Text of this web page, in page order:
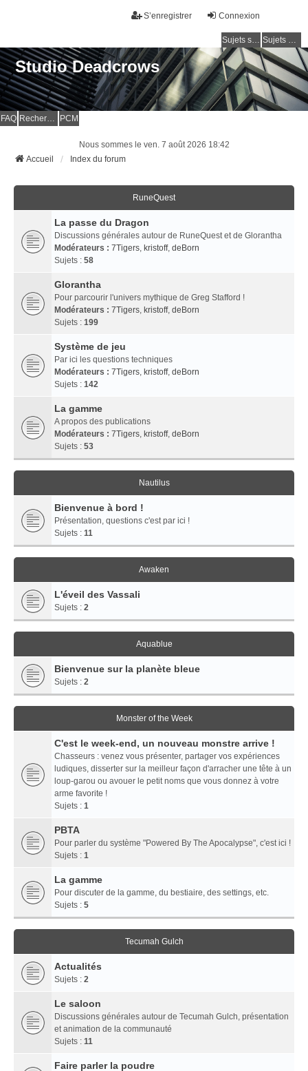
Connexion
S’enregistrer
Sujets sans réponse Sujets actifs
Studio Deadcrows
FAQ Rechercher PCM
Nous sommes le ven. 7 août 2026 18:42
Accueil
Index du forum
RuneQuest
La passe du Dragon
Discussions générales autour de RuneQuest et de Glorantha
Modérateurs : 7Tigers, kristoff, deBorn
Sujets : 58
Glorantha
Pour parcourir l'univers mythique de Greg Stafford !
Modérateurs : 7Tigers, kristoff, deBorn
Sujets : 199
Système de jeu
Par ici les questions techniques
Modérateurs : 7Tigers, kristoff, deBorn
Sujets : 142
La gamme
A propos des publications
Modérateurs : 7Tigers, kristoff, deBorn
Sujets : 53
Nautilus
Bienvenue à bord !
Présentation, questions c'est par ici !
Sujets : 11
Awaken
L'éveil des Vassali
Sujets : 2
Aquablue
Bienvenue sur la planète bleue
Sujets : 2
Monster of the Week
C'est le week-end, un nouveau monstre arrive !
Chasseurs : venez vous présenter, partager vos expériences
ludiques, disserter sur la meilleur façon d'arracher une tête à un
loup-garou ou avouer le petit noms que vous donnez à votre
arme favorite !
Sujets : 1
PBTA
Pour parler du système "Powered By The Apocalypse", c'est ici !
Sujets : 1
La gamme
Pour discuter de la gamme, du bestiaire, des settings, etc.
Sujets : 5
Tecumah Gulch
Actualités
Sujets : 2
Le saloon
Discussions générales autour de Tecumah Gulch, présentation
et animation de la communauté
Sujets : 11
Faire parler la poudre